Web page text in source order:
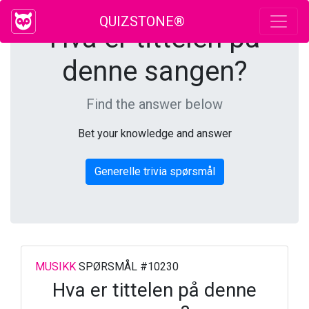
QUIZSTONE®
Hva er tittelen på
denne sangen?
Find the answer below
Bet your knowledge and answer
Generelle trivia spørsmål
MUSIKK SPØRSMÅL #10230
Hva er tittelen på denne